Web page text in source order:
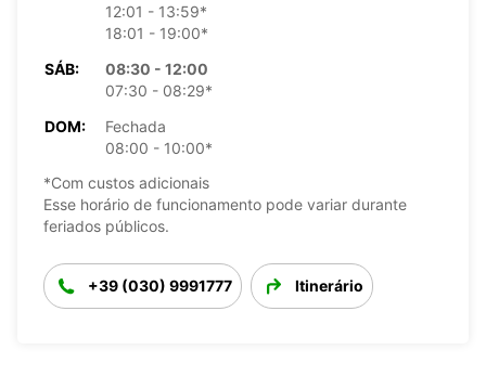
12:01 - 13:59*
18:01 - 19:00*
SÁB:
08:30 - 12:00
07:30 - 08:29*
DOM:
Fechada
08:00 - 10:00*
*Com custos adicionais
Esse horário de funcionamento pode variar durante
feriados públicos.
+39 (030) 9991777 Itinerário